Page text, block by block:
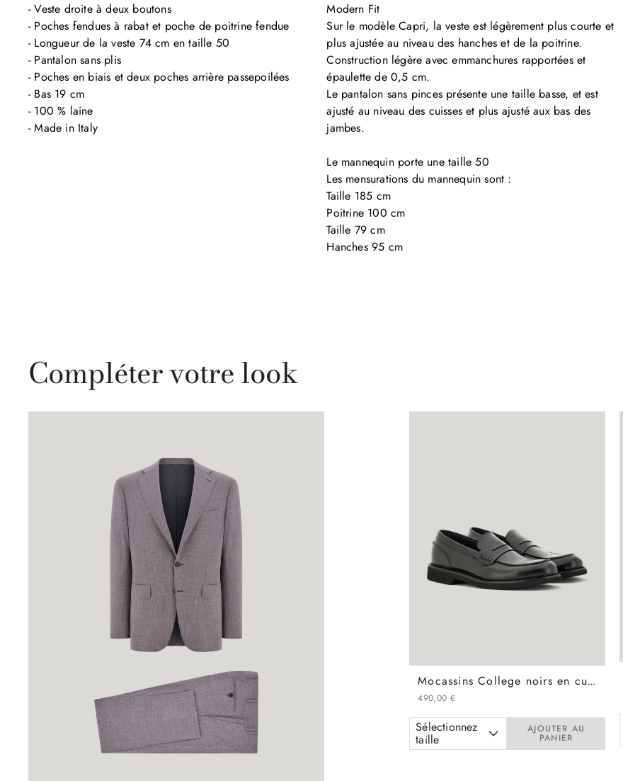
Modern Fit
Sur le modèle Capri, la veste est légèrement plus courte et
plus ajustée au niveau des hanches et de la poitrine.
Construction légère avec emmanchures rapportées et
épaulette de 0,5 cm.
Le pantalon sans pinces présente une taille basse, et est
ajusté au niveau des cuisses et plus ajusté aux bas des
jambes.
Le mannequin porte une taille 50
Les mensurations du mannequin sont :
Taille 185 cm
Poitrine 100 cm
Taille 79 cm
Hanches 95 cm
- Veste droite à deux boutons
- Poches fendues à rabat et poche de poitrine fendue
- Longueur de la veste 74 cm en taille 50
- Pantalon sans plis
- Poches en biais et deux poches arrière passepoilées
- Bas 19 cm
- 100 % laine
- Made in Italy
Compléter votre look
Mocassins College noirs en cuir de veau avec claque
490,00 €
Sélectionnez
taille
AJOUTER AU
PANIER